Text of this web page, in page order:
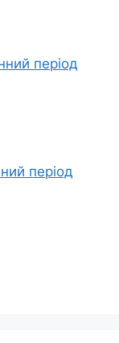
період
період